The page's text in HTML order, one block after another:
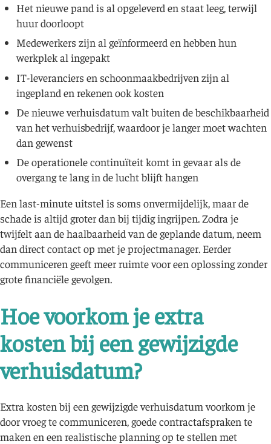
Het nieuwe pand is al opgeleverd en staat leeg, terwijl
huur doorloopt
Medewerkers zijn al geïnformeerd en hebben hun
werkplek al ingepakt
IT-leveranciers en schoonmaakbedrijven zijn al
ingepland en rekenen ook kosten
De nieuwe verhuisdatum valt buiten de beschikbaarheid
van het verhuisbedrijf, waardoor je langer moet wachten
dan gewenst
De operationele continuïteit komt in gevaar als de
overgang te lang in de lucht blijft hangen
Een last-minute uitstel is soms onvermijdelijk, maar de
schade is altijd groter dan bij tijdig ingrijpen. Zodra je
twijfelt aan de haalbaarheid van de geplande datum, neem
dan direct contact op met je projectmanager. Eerder
communiceren geeft meer ruimte voor een oplossing zonder
grote financiële gevolgen.
Hoe voorkom je extra
kosten bij een gewijzigde
verhuisdatum?
Extra kosten bij een gewijzigde verhuisdatum voorkom je
door vroeg te communiceren, goede contractafspraken te
maken en een realistische planning op te stellen met